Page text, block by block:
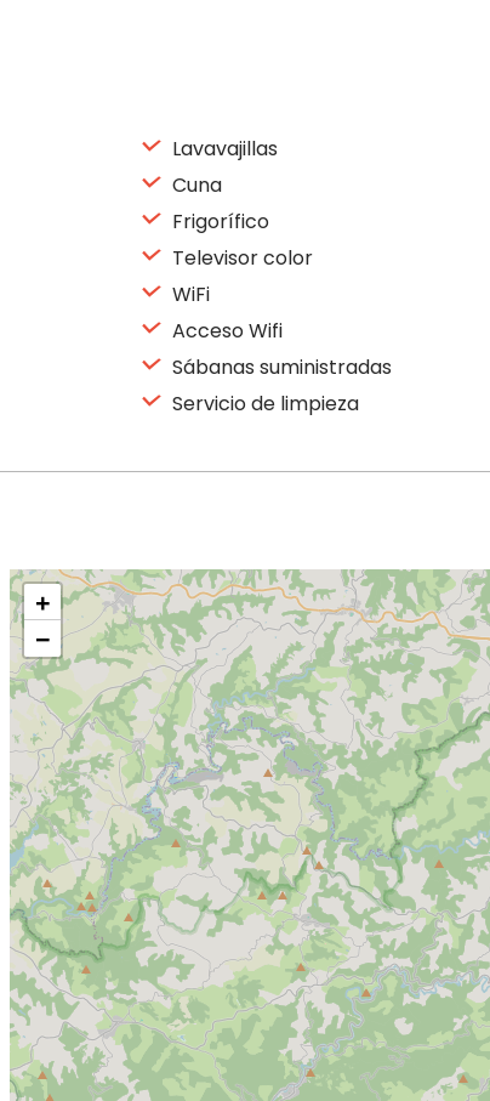
Lavavajillas
Cuna
Frigorífico
Televisor color
WiFi
Acceso Wifi
Sábanas suministradas
Servicio de limpieza
+
−